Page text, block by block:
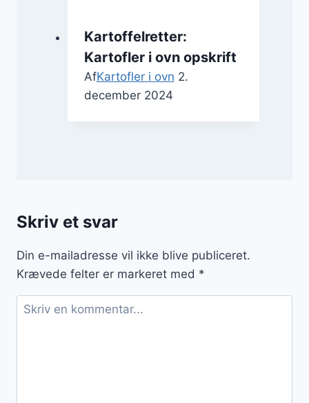
Kartoffelretter:
Kartofler i ovn opskrift
AfKartofler i ovn 2.
december 2024
Skriv et svar
Din e-mailadresse vil ikke blive publiceret.
Krævede felter er markeret med *